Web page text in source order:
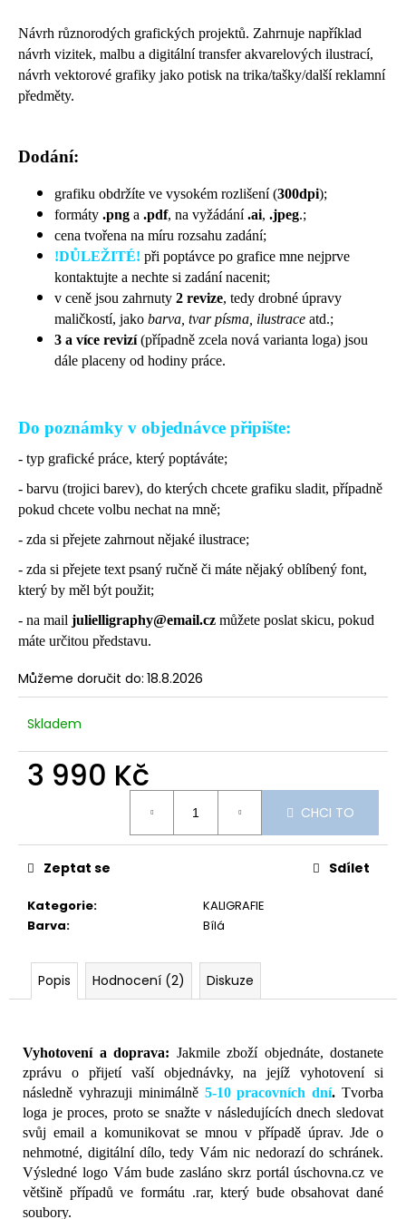
Návrh různorodých grafických projektů. Zahrnuje například
návrh vizitek, malbu a digitální transfer akvarelových ilustrací,
návrh vektorové grafiky jako potisk na trika/tašky/další reklamní
předměty.
Dodání:
grafiku obdržíte ve vysokém rozlišení (300dpi);
formáty .png a .pdf, na vyžádání.ai, .jpeg.;
cena tvořena na míru rozsahu zadání;
!DŮLEŽITÉ! při poptávce po grafice mne nejprve
kontaktujte a nechte si zadání nacenit;
v ceně jsou zahrnuty 2 revize, tedy drobné úpravy
maličkostí, jako barva, tvar písma, ilustrace atd.;
3 a více revizí(případně zcela nová varianta loga) jsou
dále placeny od hodiny práce.
Do poznámky v objednávce připište:
- typ grafické práce, který poptáváte;
- barvu (trojici barev), do kterých chcete grafiku sladit, případně
pokud chcete volbu nechat na mně;
- zda si přejete zahrnout nějaké ilustrace;
- zda si přejete text psaný ručně či máte nějaký oblíbený font,
který by měl být použit;
- na mail julielligraphy@email.cz můžete poslat skicu, pokud
máte určitou představu.
Můžeme doručit do: 18.8.2026
Skladem
3 990 Kč
CHCI TO
Kategorie:
KALIGRAFIE
Barva: Bílá
Zeptat se Sdílet
Popis Hodnocení (2) Diskuze
Vyhotovení a doprava: Jakmile zboží objednáte, dostanete
zprávu o přijetí vaší objednávky, na jejíž vyhotovení si
následně vyhrazuji minimálně 5-10 pracovních dní.Tvorba
loga je proces, proto se snažte v následujících dnech sledovat
svůj email a komunikovat se mnou v případě úprav. Jde o
nehmotné, digitální dílo, tedy Vám nic nedorazí do schránek.
Výsledné logo Vám bude zasláno skrz portál úschovna.cz ve
většině případů ve formátu .rar, který bude obsahovat dané
soubory.